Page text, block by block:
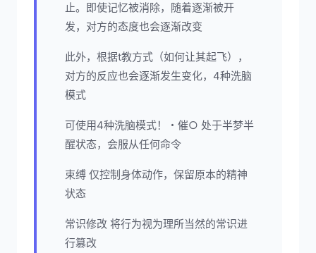
止。即使记忆被消除，随着逐渐被开
发，对方的态度也会逐渐改变
此外，根据t教方式（如何让其起飞），
对方的反应也会逐渐发生变化，4种洗脑
模式
可使用4种洗脑模式！・催○ 处于半梦半
醒状态，会服从任何命令
束缚 仅控制身体动作，保留原本的精神
状态
常识修改 将行为视为理所当然的常识进
行篡改